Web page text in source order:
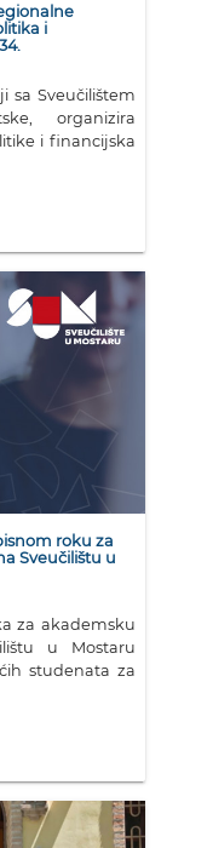
i
sa Sveučilištem
organizira
i financijska
roku za
Sveučilištu u
za akademsku
u Mostaru
studenata za